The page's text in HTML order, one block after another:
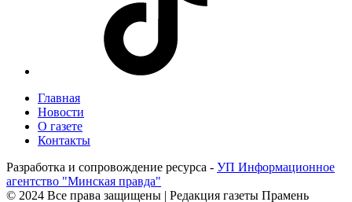
Главная
Новости
О газете
Контакты
Разработка и сопровождение ресурса - УП Информационное
агентство "Минская правда"
© 2024 Все права защищены | Редакция газеты Прамень